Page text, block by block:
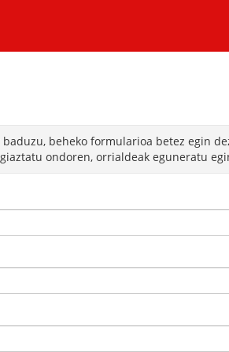
beheko formularioa betez egin
ondoren, orrialdeak eguneratu